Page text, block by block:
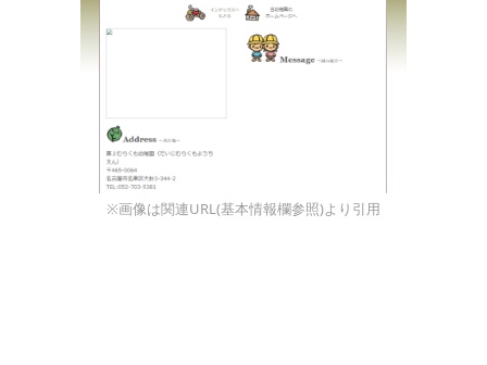
※画像は関連URL(基本情報欄参照)より引用